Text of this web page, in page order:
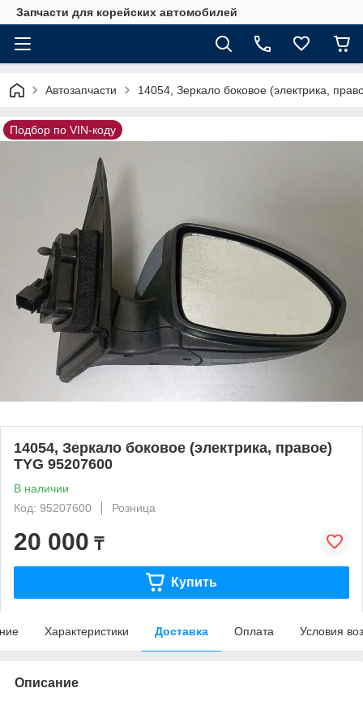
Запчасти для корейских автомобилей
Автозапчасти 14054, Зеркало боковое (электрика,
Подбор по VIN-коду
14054, Зеркало боковое (электрика, правое)
TYG 95207600
В наличии
Код: 95207600
Розница
20 000 ₸
Купить
Характеристики Доставка Оплата Условия
Описание